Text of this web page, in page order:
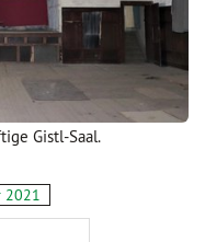
Gistl-Saal.
2021